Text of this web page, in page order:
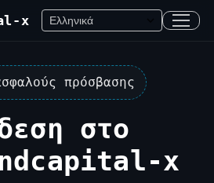
x
πρόσβασης
στο
x